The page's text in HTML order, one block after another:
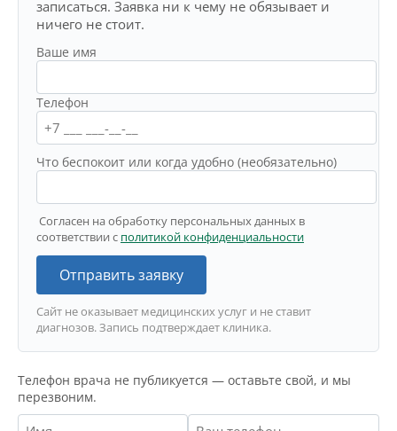
записаться. Заявка ни к чему не обязывает и
ничего не стоит.
Ваше имя
Телефон
Что беспокоит или когда удобно (необязательно)
Согласен на обработку персональных данных в
соответствии с политикой конфиденциальности
Отправить заявку
Сайт не оказывает медицинских услуг и не ставит
диагнозов. Запись подтверждает клиника.
Телефон врача не публикуется — оставьте свой, и мы
перезвоним.